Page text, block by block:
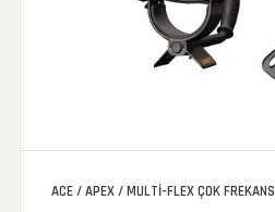
ACE / APEX / MULTI-FLEX ÇOK FREKANS